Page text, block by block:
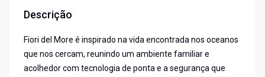
Descrição
Fiori del More é inspirado na vida encontrada nos oceanos
que nos cercam, reunindo um ambiente familiar e
acolhedor com tecnologia de ponta e a segurança que